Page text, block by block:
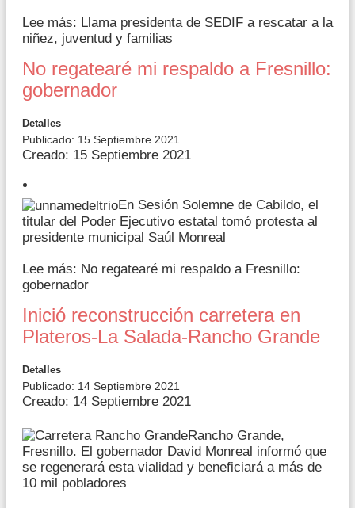
Lee más: Llama presidenta de SEDIF a rescatar a la
niñez, juventud y familias
No regatearé mi respaldo a Fresnillo:
gobernador
Detalles
Publicado: 15 Septiembre 2021
Creado: 15 Septiembre 2021
En Sesión Solemne de Cabildo, el
titular del Poder Ejecutivo estatal tomó protesta al
presidente municipal Saúl Monreal
Lee más: No regatearé mi respaldo a Fresnillo:
gobernador
Inició reconstrucción carretera en
Plateros-La Salada-Rancho Grande
Detalles
Publicado: 14 Septiembre 2021
Creado: 14 Septiembre 2021
Rancho Grande,
Fresnillo. El gobernador David Monreal informó que
se regenerará esta vialidad y beneficiará a más de
10 mil pobladores